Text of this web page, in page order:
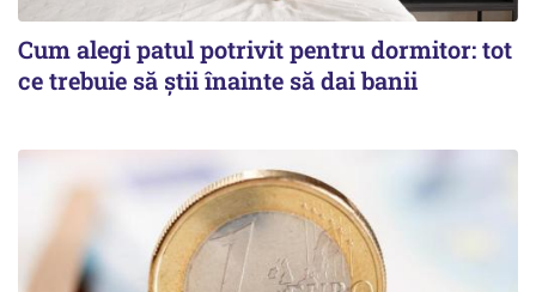
Cum alegi patul potrivit pentru dormitor: tot
ce trebuie să știi înainte să dai banii